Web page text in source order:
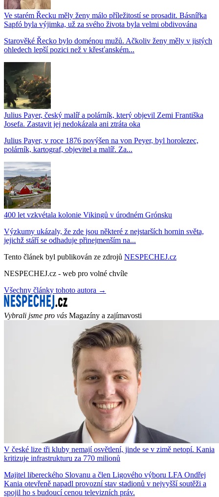
Ve starém Řecku měly ženy málo příležitostí se prosadit. Básnířka
Sapfó byla výjimka, už za svého života byla velmi obdivována
Starověké Řecko bylo doménou mužů. Ačkoliv ženy měly v jistých
ohledech lepší pozici než v křesťanském...
Julius Payer, český malíř a polárník, který objevil Zemi Františka
Josefa. Zastavit jej nedokázala ani ztráta oka
Julius Payer, v roce 1876 povýšen na von Peyer, byl horolezec,
polárník, kartograf, objevitel a malíř. Za...
400 let vzkvétala kolonie Vikingů v úrodném Grónsku
Výzkumy ukázaly, že zde jsou některé z nejstarších hornin světa,
jejichž stáří se odhaduje přinejmenším na...
Tento článek byl publikován ze zdrojů NESPECHEJ.cz
NESPECHEJ.cz - web pro volné chvíle
Všechny články tohoto autora →
Vybrali jsme pro vás Magazíny a zajímavosti
V české lize tři kluby nemají osvětlení, jinde se v zimě netopí. Kania
kritizuje infrastrukturu za 770 milionů
Majitel libereckého Slovanu a člen Ligového výboru LFA Ondřej
Kania otevřeně napadl provozní stav stadionů v nejvyšší soutěži a
spojil ho s budoucí cenou televizních práv.